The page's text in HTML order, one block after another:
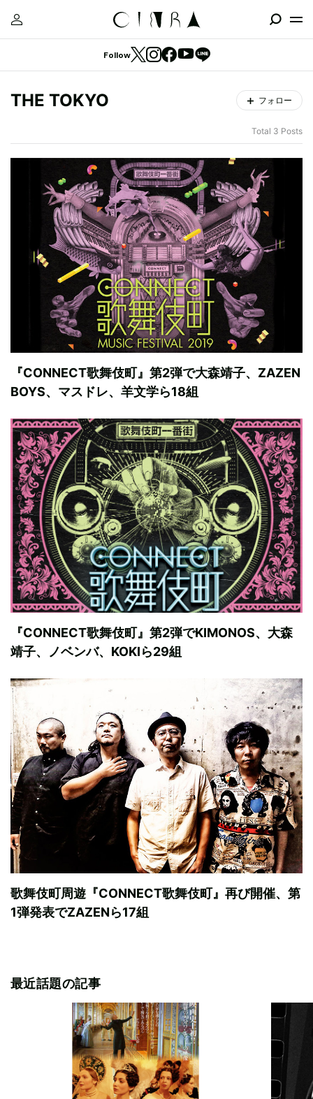
Follow
THE TOKYO フォロー
Total 3 Posts
『CONNECT歌舞伎町』第2弾で大森靖子、ZAZEN
BOYS、マスドレ、羊文学ら18組
『CONNECT歌舞伎町』第2弾でKIMONOS、大森
靖子、ノベンバ、KOKIら29組
歌舞伎町周遊『CONNECT歌舞伎町』再び開催、第
1弾発表でZAZENら17組
最近話題の記事